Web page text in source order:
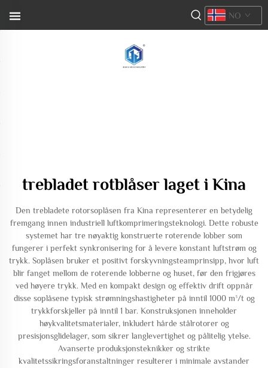
NO
trebladet rotblåser laget i Kina
Den trebladete rotorsoplåsen fra Kina representerer en betydelig
fremgang innen industriell luftkomprimeringsteknologi. Dette robuste
systemet har tre nøyaktig konstruerte roterende lobber som
fungerer i perfekt synkronisering for å levere konstant luftstrøm og
trykk. Soplåsen bruker et positivt forskyvningsteamprinsipp, hvor luft
blir fanget mellom de roterende lobberne og huset, før den frigjøres
ved høyere trykk. Med en kompakt design og effektiv drift oppnår
disse soplåsene typisk strømningshastigheter på inntil 1000 m³/t og
trykkforskjeller på inntil 1 bar. Konstruksjonen inneholder
høykvalitetsmaterialer, inkludert hårde stålrotorer og
presisjonsglidelager, som sikrer langlevertighet og pålitelig ytelse.
Avanserte produksjonsteknikker og strikte
kvalitetssikringsforanstaltninger resulterer i minimale avstander